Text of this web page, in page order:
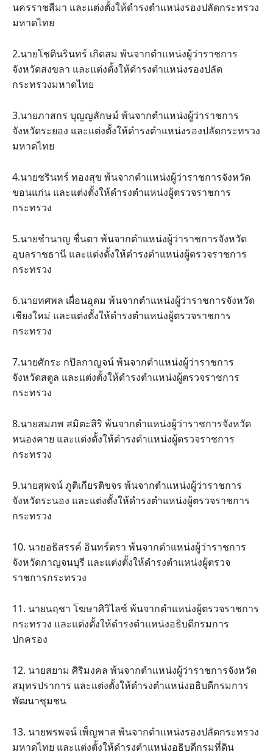
นครราชสีมา และแต่งตั้งให้ดำรงตำแหน่งรองปลัดกระทรวง
มหาดไทย
2.นายโชตินรินทร์ เกิดสม พ้นจากตำแหน่งผู้ว่าราชการ
จังหวัดสงขลา และแต่งตั้งให้ดำรงตำแหน่งรองปลัด
กระทรวงมหาดไทย
3.นายภาสกร บุญญลักษม์ พ้นจากตำแหน่งผู้ว่าราชการ
จังหวัดระยอง และแต่งตั้งให้ดำรงตำแหน่งรองปลัดกระทรวง
มหาดไทย
4.นายชรินทร์ ทองสุข พ้นจากตำแหน่งผู้ว่าราชการจังหวัด
ขอนแก่น และแต่งตั้งให้ดำรงตำแหน่งผู้ตรวจราชการ
กระทรวง
5.นายชำนาญ ชื่นตา พ้นจากตำแหน่งผู้ว่าราชการจังหวัด
อุบลราชธานี และแต่งตั้งให้ดำรงตำแหน่งผู้ตรวจราชการ
กระทรวง
6.นายทศพล เผื่อนอุดม พ้นจากตำแหน่งผู้ว่าราชการจังหวัด
เชียงใหม่ และแต่งตั้งให้ดำรงตำแหน่งผู้ตรวจราชการ
กระทรวง
7.นายศักระ กปิลกาญจน์ พ้นจากตำแหน่งผู้ว่าราชการ
จังหวัดสตูล และแต่งตั้งให้ดำรงตำแหน่งผู้ตรวจราชการ
กระทรวง
8.นายสมภพ สมิตะสิริ พ้นจากตำแหน่งผู้ว่าราชการจังหวัด
หนองคาย และแต่งตั้งให้ดำรงตำแหน่งผู้ตรวจราชการ
กระทรวง
9.นายสุพจน์ ภูติเกียรติขจร พ้นจากตำแหน่งผู้ว่าราชการ
จังหวัดระนอง และแต่งตั้งให้ดำรงตำแหน่งผู้ตรวจราชการ
กระทรวง
10. นายอธิสรรค์ อินทร์ตรา พ้นจากตำแหน่งผู้ว่าราชการ
จังหวัดกาญจนบุรี และแต่งตั้งให้ดำรงตำแหน่งผู้ตรวจ
ราชการกระทรวง
11. นายนฤชา โฆษาศิวิไลซ์ พ้นจากตำแหน่งผู้ตรวจราชการ
กระทรวง และแต่งตั้งให้ดำรงตำแหน่งอธิบดีกรมการ
ปกครอง
12. นายสยาม ศิริมงคล พ้นจากตำแหน่งผู้ว่าราชการจังหวัด
สมุทรปราการ และแต่งตั้งให้ดำรงตำแหน่งอธิบดีกรมการ
พัฒนาชุมชน
13. นายพรพจน์ เพ็ญพาส พ้นจากตำแหน่งรองปลัดกระทรวง
มหาดไทย และแต่งตั้งให้ดำรงตำแหน่งอธิบดีกรมที่ดิน